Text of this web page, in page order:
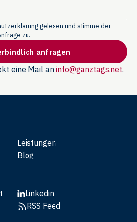
gelesen und stimme der
zu.
anfragen
eine Mail an info@ganztags.net.
Leistungen
Blog
Linkedin
RSS Feed